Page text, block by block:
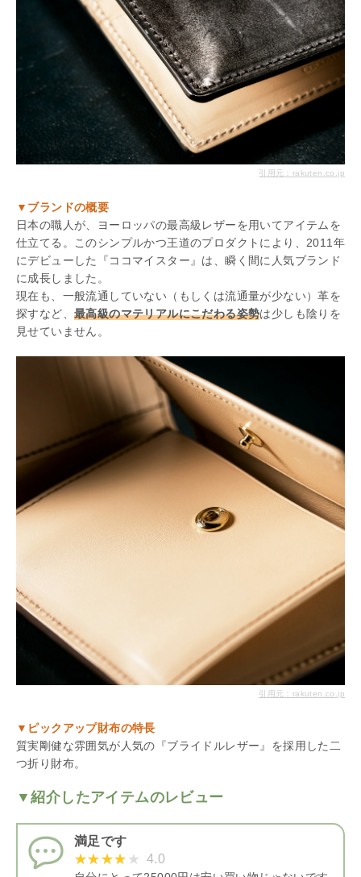
引用元：rakuten.co.jp
▼ブランドの概要
日本の職人が、ヨーロッパの最高級レザーを用いてアイテムを
仕立てる。このシンプルかつ王道のプロダクトにより、2011年
にデビューした『ココマイスター』は、瞬く間に人気ブランド
に成長しました。
現在も、一般流通していない（もしくは流通量が少ない）革を
探すなど、 最高級のマテリアルにこだわる姿勢は少しも陰りを
見せていません。
引用元：rakuten.co.jp
▼ピックアップ財布の特長
質実剛健な雰囲気が人気の『ブライドルレザー』を採用した二
つ折り財布。
▼紹介したアイテムのレビュー
満足です
4.0